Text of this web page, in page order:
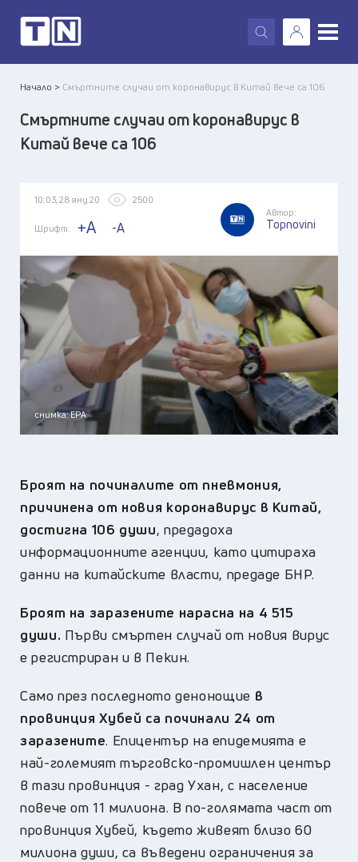
X
Начало > Смъртните случаи от коронавирус в Китай вече са 106
Смъртните случаи от коронавирус в
Китай вече са 106
10:03, 28 яну 20 2500
Шрифт: +A -A
Автор:
Topnovini
снимка: ЕРА
Броят на починалите от пневмония,
причинена от новия коронавирус в Китай,
достигна 106 души, предадоха
информационните агенции, като цитираха
данни на китайските власти, предаде БНР.
Броят на заразените нарасна на 4 515
души. Първи смъртен случай от новия вирус
е регистриран и в Пекин.
Само през последното денонощие в
провинция Хубей са починали 24 от
заразените. Епицентър на епидемията е
най-големият търговско-промишлен център
в тази провинция - град Ухан, с население
повече от 11 милиона. В по-голямата част от
провинция Хубей, където живеят близо 60
милиона души, са въведени ограничения за